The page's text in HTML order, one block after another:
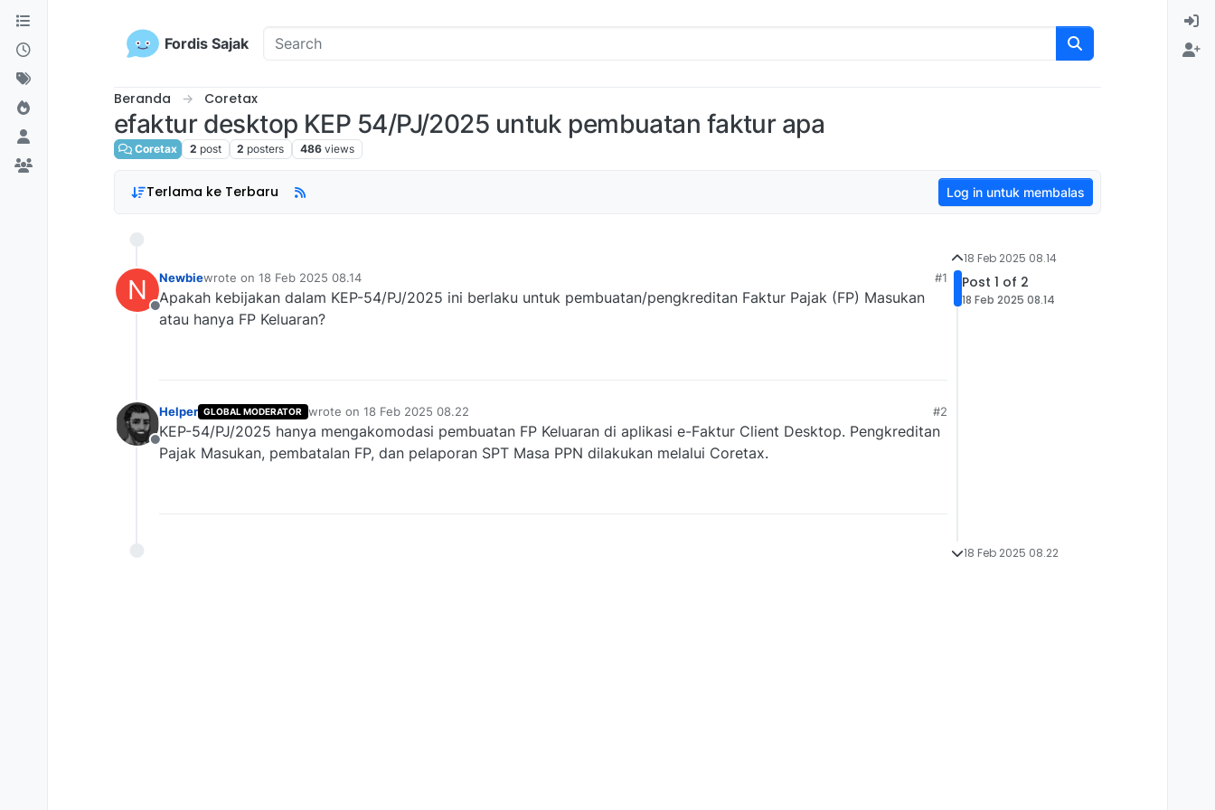
Skip to content
Fordis Sajak
Beranda Coretax
efaktur desktop KEP 54/PJ/2025 untuk pembuatan faktur apa
Coretax 2 post 2 posters 486 views
Terlama ke Terbaru Log in untuk membalas
N
Offline
Newbiewrote on 18 Feb 2025 08.14
last edited by
#1
Apakah kebijakan dalam KEP-54/PJ/2025 ini berlaku untuk pembuatan/pengkreditan Faktur Pajak (FP) Masukan
atau hanya FP Keluaran?
Offline
Helper GLOBAL MODERATOR wrote on 18 Feb 2025 08.22
last edited by
#2
KEP-54/PJ/2025 hanya mengakomodasi pembuatan FP Keluaran di aplikasi e-Faktur Client Desktop. Pengkreditan
Pajak Masukan, pembatalan FP, dan pelaporan SPT Masa PPN dilakukan melalui Coretax.
18 Feb 2025 08.14
Post 1 of 2
18 Feb 2025 08.14
18 Feb 2025 08.22